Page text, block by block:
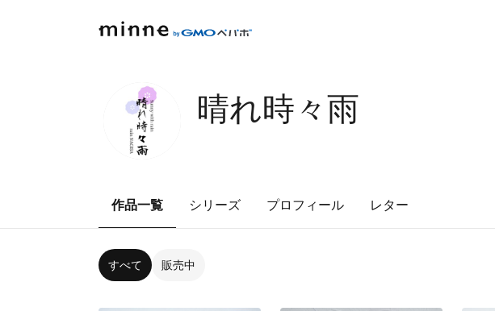
晴れ時々雨
作品一覧 シリーズ プロフィール レター
すべて 販売中